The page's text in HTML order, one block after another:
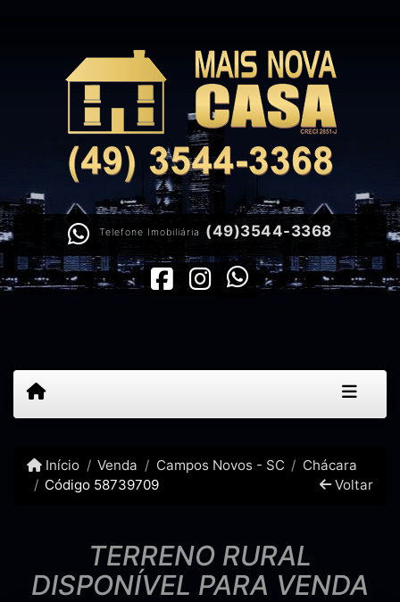
Telefone Imobiliária (49)3544-3368
Início Venda Campos Novos - SC
Chácara
Código 58739709
Voltar
TERRENO RURAL
DISPONÍVEL PARA VENDA